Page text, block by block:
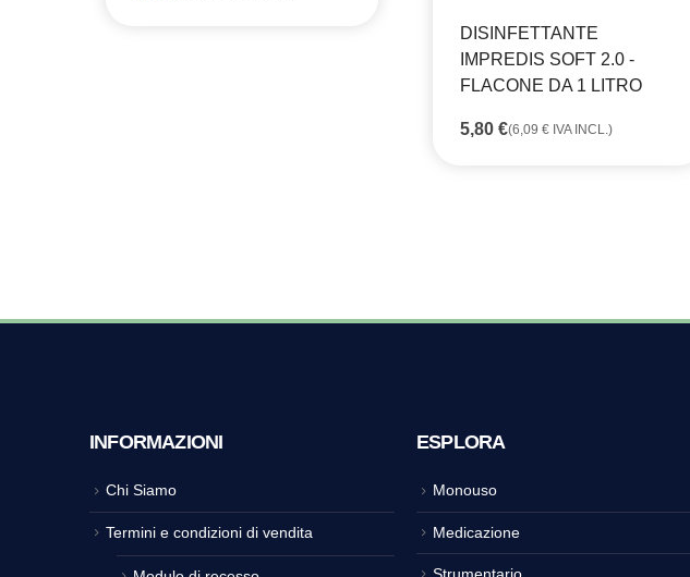
DISINFETTANTE
IMPREDIS SOFT 2.0 -
FLACONE DA 1 LITRO
5,80 €(6,09 € IVA INCL.)
INFORMAZIONI
Chi Siamo
Termini e condizioni di vendita
ESPLORA
Monouso
Medicazione
Strumentario